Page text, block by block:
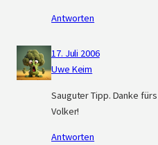
Antworten
17. Juli 2006
Uwe Keim
Sauguter Tipp. Danke
Volker!
Antworten